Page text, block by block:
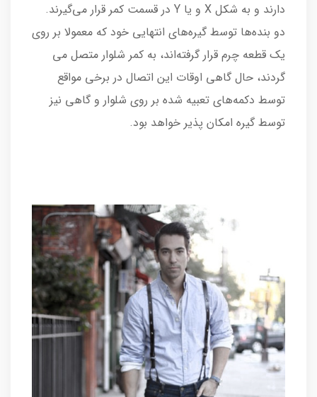
دارند و به شکل X و یا Y در قسمت کمر قرار می‌گیرند.
دو بنده‌ها توسط گیره‌های انتهایی خود که معمولا بر روی
یک قطعه چرم قرار گرفته‌اند، به کمر شلوار متصل می
گردند، حال گاهی اوقات این اتصال در برخی مواقع
توسط دکمه‌های تعبیه شده بر روی شلوار و گاهی نیز
توسط گیره امکان پذیر خواهد بود.